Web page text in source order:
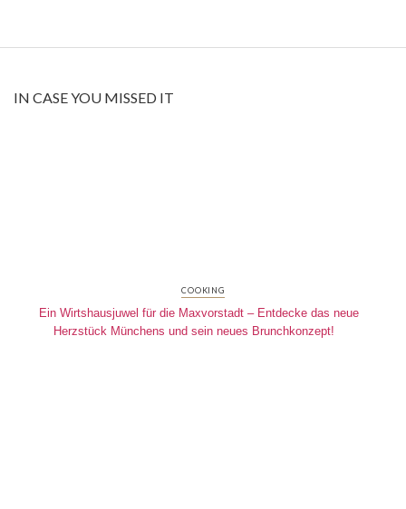
IN CASE YOU MISSED IT
COOKING
Ein Wirtshausjuwel für die Maxvorstadt – Entdecke das neue
Herzstück Münchens und sein neues Brunchkonzept!